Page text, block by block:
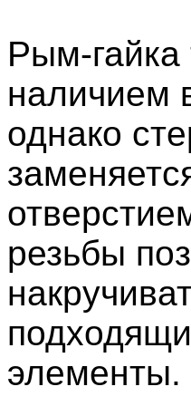
Рым-гайка
наличием
однако
резьбы
элементы.